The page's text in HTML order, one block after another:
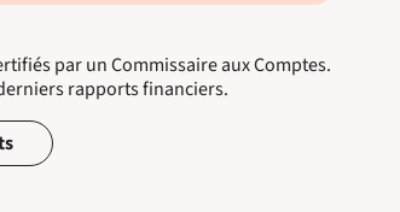
par un Commissaire aux Comptes.
rapports financiers.